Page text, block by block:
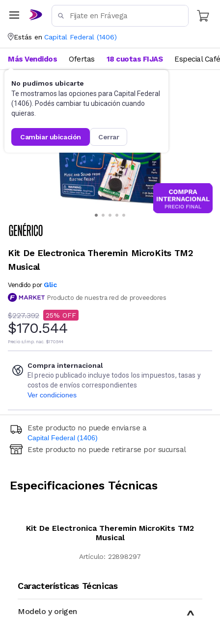
Estás en Capital Federal (1406)
No pudimos ubicarte
Te mostramos las opciones para Capital Federal
(1406). Podés cambiar tu ubicación cuando
quieras.
cambiar ubicación cerrar
Más Vendidos Ofertas 18 cuotas FIJAS Especial Café
Didácticos Para niños
Kit De Electronica Theremin MicroKits TM2
Musical
Vendido por Glic
Producto de nuestra red de proveedores
$227.392 25
$170.544
Precio s/imp. nac. $170.544
Compra internacional
El precio publicado incluye todos los impuestos, tasas y
costos de envíos correspondientes
Ver condiciones
Este producto no puede enviarse a
Capital Federal (1406)
Ingresá código postal (sólo números)
Este producto no puede retirarse por sucursal
Especificaciones Técnicas
Kit De Electronica Theremin MicroKits TM2
Musical
Artículo: 22898297
Características Técnicas
Modelo y origen